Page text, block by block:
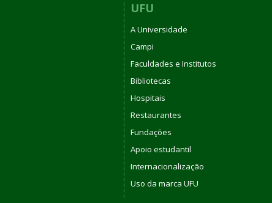
UFU
A Universidade
Campi
Faculdades e Institutos
Bibliotecas
Hospitais
Restaurantes
Fundações
Apoio estudantil
Internacionalização
Uso da marca UFU